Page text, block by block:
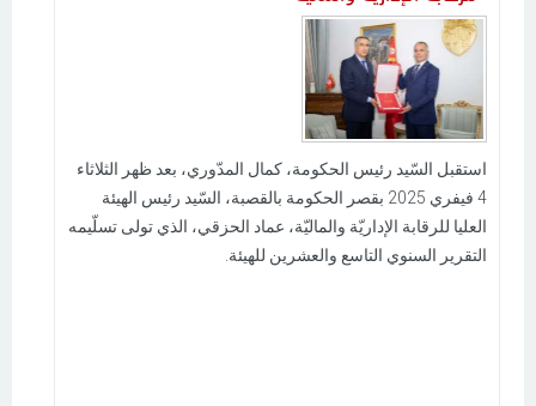
استقبل السّيد رئيس الحكومة، كمال المدّوري، بعد ظهر الثلاثاء
4 فيفري 2025 بقصر الحكومة بالقصبة، السّيد رئيس الهيئة
العليا للرقابة الإداريّة والماليّة، عماد الحزقي، الذي تولى تسلّيمه
التقرير السنوي التاسع والعشرين للهيئة.